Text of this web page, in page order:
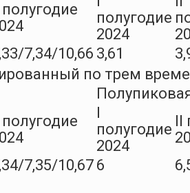
полугодие
полугодие
2024
7,34/10,66 3,61
по трем
полугодие
полугодие
2024
7,35/10,67 6